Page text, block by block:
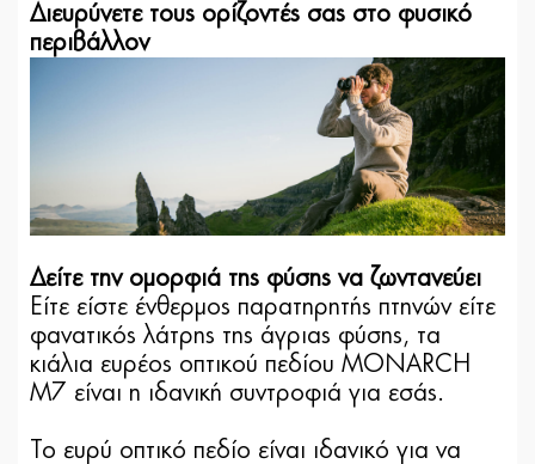
Διευρύνετε τους ορίζοντές σας στο φυσικό
περιβάλλον
Δείτε την ομορφιά της φύσης να ζωντανεύει
Είτε είστε ένθερμος παρατηρητής πτηνών είτε
φανατικός λάτρης της άγριας φύσης, τα
κιάλια ευρέος οπτικού πεδίου MONARCH
M7 είναι η ιδανική συντροφιά για εσάς.
Το ευρύ οπτικό πεδίο είναι ιδανικό για να